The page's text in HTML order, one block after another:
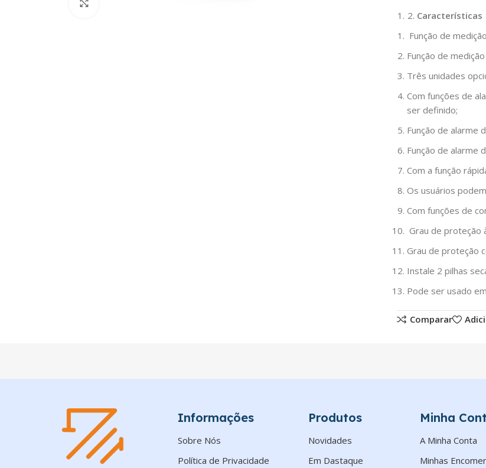
Características
Função de medição
Função de
Três unidades
Com funções de
ser definido;
Função de alarme
Função de alarme
Com a função
Os usuários
Com funções de
Grau de proteção
Grau de proteção
Instale 2 pilhas
Pode ser usado
Comparar
Informações
Sobre Nós
Política de Privacidade
Produtos
Novidades
Em Dastaque
Minha
A Minha Conta
Minhas